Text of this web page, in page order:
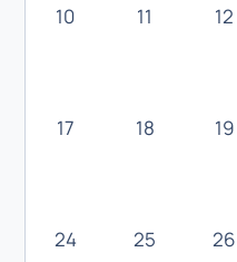
10 11 12
17 18 19
24 25 26